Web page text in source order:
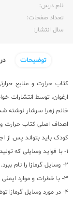
نام درس:
تعداد صفحات:‌
سال انتشار:‌
توضیحات
کتاب حرارت و منابع
ارغوان، توسط انتشارات
خانم زهرا سرشار نوشته
اهداف اصلی کتاب حرارت و
کودک باید بتواند پس از
1- با فواید وسایلی که تولید گرما و حرارت می کنند آشنا شود.
2- وسایل گرمازا را نام ببرد.
3- با خطرات و موارد ایمنی وسایل حرارتی آشنا شود.
4- در مورد وسایل گرمازا توضیح دهد.